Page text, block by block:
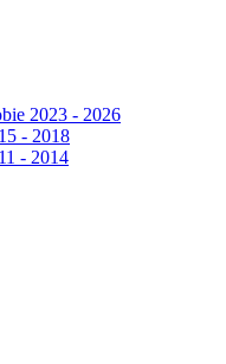
2023 - 2026
- 2018
- 2014